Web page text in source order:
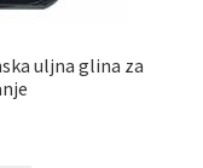
uljna glina za